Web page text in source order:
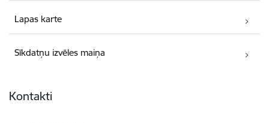
Lapas karte
Sīkdatņu izvēles maiņa
Kontakti